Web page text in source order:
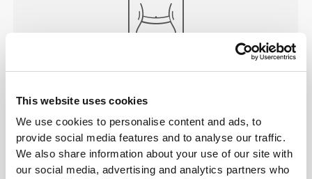
This website uses cookies
We use cookies to personalise content and ads, to
provide social media features and to analyse our traffic.
We also share information about your use of our site with
our social media, advertising and analytics partners who
WSZYSTKO ORDZENIU
Nasz wysoki pas w talii wygładza i wspiera okolice
brzucha, zapewniając pełne zakrycie i komfort w
każdej sytuacji.